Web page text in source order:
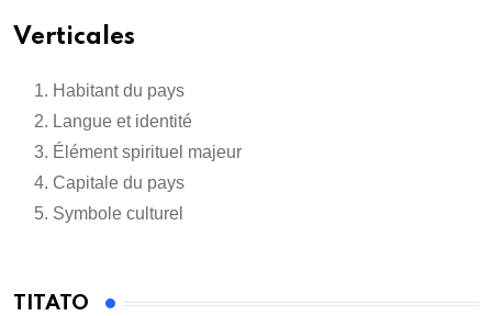
Verticales
Habitant du pays
Langue et identité
Élément spirituel majeur
Capitale du pays
Symbole culturel
TITATO